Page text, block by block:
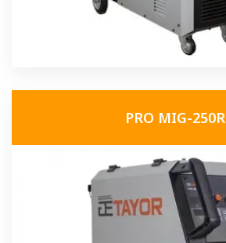
PRO MIG-250R